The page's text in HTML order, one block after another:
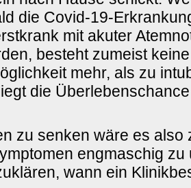
die Covid-19-
mit akuter
besteht zumeist
mehr, als zu
die
zu senken wäre es
engmaschig
wann ein